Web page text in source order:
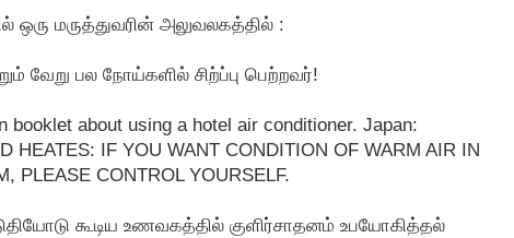
ஒரு மருத்துவரின் அலுவலகத்தில் :
வேறு பல நோய்களில் சிற்ப்பு பெற்றவர்!
booklet about using a hotel air conditioner. Japan:
HEATES: IF YOU WANT CONDITION OF WARM AIR IN
PLEASE CONTROL YOURSELF.
கூடிய உணவகத்தில் குளிர்சாதனம் உபயோகித்தல்